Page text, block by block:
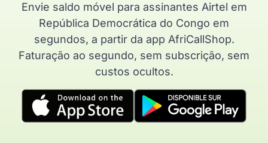
Envie saldo móvel para assinantes Airtel em
República Democrática do Congo em
segundos, a partir da app AfriCallShop.
Faturação ao segundo, sem subscrição, sem
custos ocultos.